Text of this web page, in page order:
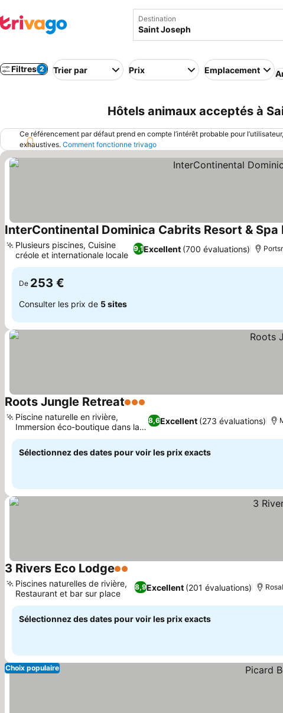
Destination
Filtres 2 Trier par Prix Emplacement
Hôtels animaux acceptés à
Ce référencement par défaut prend en compte l’intérêt probable pour
exhaustives. Comment fonctionne trivago
InterContinental Dominica Cabrits Resort & Spa
9,1Excellent (700 évaluations)
Plusieurs piscines, Cuisine
créole et internationale locale
De 253 €
Consulter les prix de 5 sites
Roots Jungle Retreat3 Étoiles
8,6Excellent (273 évaluations)
Piscine naturelle en rivière,
Immersion éco-boutique dans la
jungle
Sélectionnez des dates pour voir les prix exacts
3 Rivers Eco Lodge2 Étoiles
8,9Excellent (201 évaluations)
Piscines naturelles de rivière,
Restaurant et bar sur place
Sélectionnez des dates pour voir les prix exacts
Choix populaire